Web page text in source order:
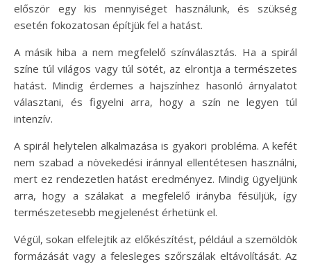
először egy kis mennyiséget használunk, és szükség
esetén fokozatosan építjük fel a hatást.
A másik hiba a nem megfelelő színválasztás. Ha a spirál
színe túl világos vagy túl sötét, az elrontja a természetes
hatást. Mindig érdemes a hajszínhez hasonló árnyalatot
választani, és figyelni arra, hogy a szín ne legyen túl
intenzív.
A spirál helytelen alkalmazása is gyakori probléma. A kefét
nem szabad a növekedési iránnyal ellentétesen használni,
mert ez rendezetlen hatást eredményez. Mindig ügyeljünk
arra, hogy a szálakat a megfelelő irányba fésüljük, így
természetesebb megjelenést érhetünk el.
Végül, sokan elfelejtik az előkészítést, például a szemöldök
formázását vagy a felesleges szőrszálak eltávolítását. Az